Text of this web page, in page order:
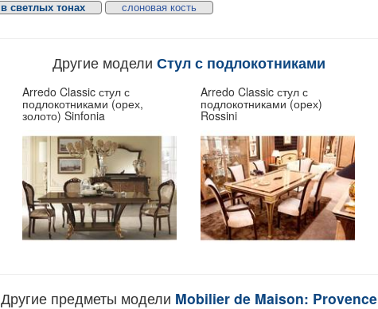
в светлых тонах слоновая кость
Другие модели Стул с подлокотниками
Arredo Classic стул с
подлокотниками (орех,
золото) Sinfonia
Arredo Classic стул с
подлокотниками (орех)
Rossini
Другие предметы модели Mobilier de Maison: Provence